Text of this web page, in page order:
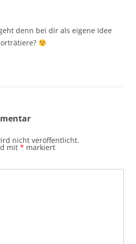
denn bei dir als eigene Idee
nicht veröffentlicht.
mit * markiert